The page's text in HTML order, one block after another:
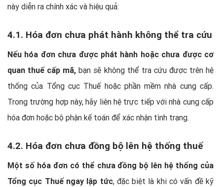
này diễn ra chính xác và hiệu quả:
4.1. Hóa đơn chưa phát hành không thể tra cứu
Nếu hóa đơn chưa được phát hành hoặc chưa được cơ
quan thuế cấp mã, bạn sẽ không thể tra cứu được trên hệ
thống của Tổng cục Thuế hoặc phần mềm nhà cung cấp.
Trong trường hợp này, hãy liên hệ trực tiếp với nhà cung cấp
hóa đơn hoặc bộ phận kế toán để xác nhận tình trạng.
4.2. Hóa đơn chưa đồng bộ lên hệ thống thuế
Một số hóa đơn có thể chưa đồng bộ lên hệ thống của
Tổng cục Thuế ngay lập tức, đặc biệt là khi có vấn đề kỹ